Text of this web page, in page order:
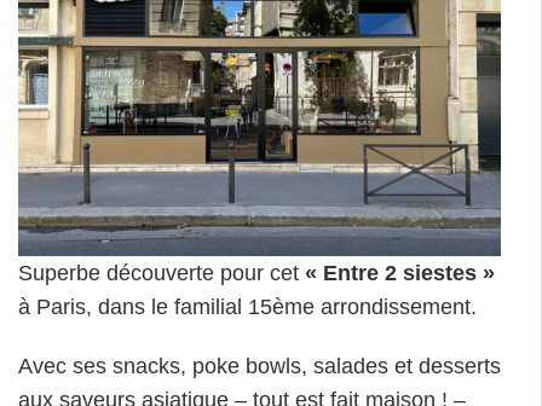
Superbe découverte pour cet « Entre 2 siestes »
à Paris, dans le familial 15ème arrondissement.
Avec ses snacks, poke bowls, salades et desserts
aux saveurs asiatique – tout est fait maison ! –